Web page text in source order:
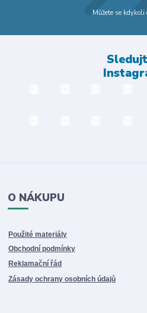
Můžete se
O NÁKUPU
Použité materiály
Obchodní podmínky
Reklamační řád
Zásady ochrany osobních údajů